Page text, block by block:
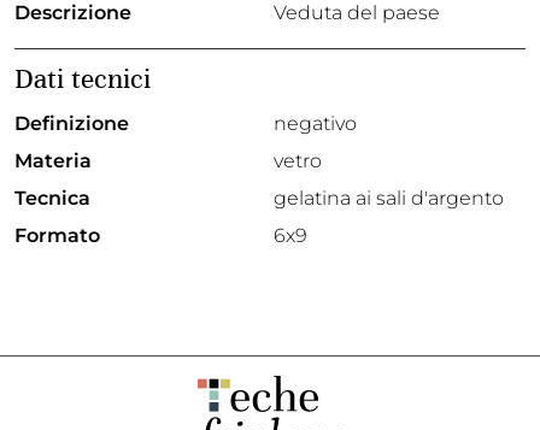
Descrizione
Veduta del paese
Dati tecnici
Definizione
negativo
Materia
vetro
Tecnica
gelatina ai sali d'argento
Formato
6x9